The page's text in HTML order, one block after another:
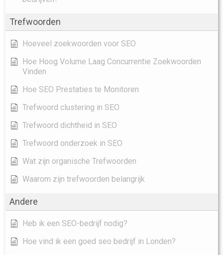
Trefwoorden
Hoeveel zoekwoorden voor SEO
Hoe Hoog Volume Laag Concurrentie Zoekwoorden
Vinden
Hoe SEO Prestaties te Monitoren
Trefwoord clustering in SEO
Trefwoord dichtheid in SEO
Trefwoord onderzoek in SEO
Wat zijn organische Trefwoorden
Waarom zijn trefwoorden belangrijk
Andere
Heb ik een SEO-bedrijf nodig?
Hoe vind ik een goed seo bedrijf in Londen?